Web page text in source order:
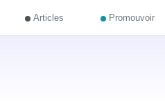
Articles Promouvoir